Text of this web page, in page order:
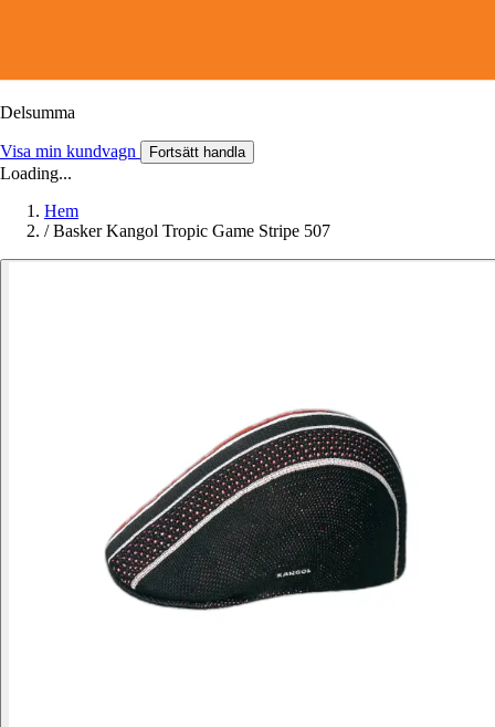
Delsumma
Visa min kundvagn Fortsätt handla
Loading...
Hem
/ Basker Kangol Tropic Game Stripe 507